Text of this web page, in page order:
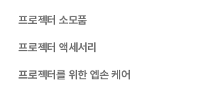
프로젝터 소모품
프로젝터 액세서리
프로젝터를 위한 엡손 케어